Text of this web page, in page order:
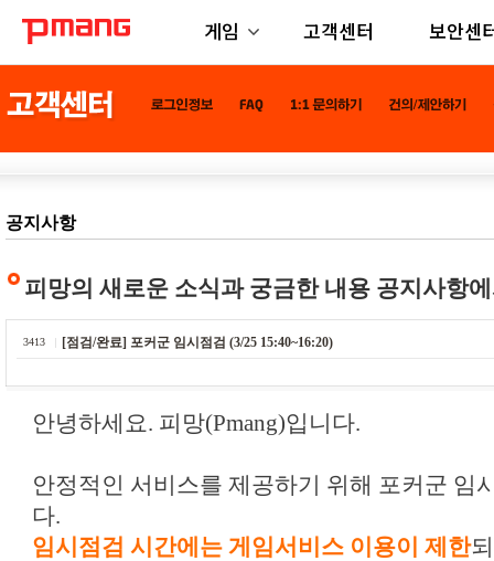
게임 고객센터 보안센
공지사항
피망의 새로운 소식과 궁금한 내용 공지사항
3413 [점검/완료] 포커군 임시점검 (3/25 15:40~16:20)
안녕하세요. 피망(Pmang)입니다.
안정적인 서비스를 제공하기 위해 포커군 임
다.
임시점검 시간에는 게임서비스 이용이 제한